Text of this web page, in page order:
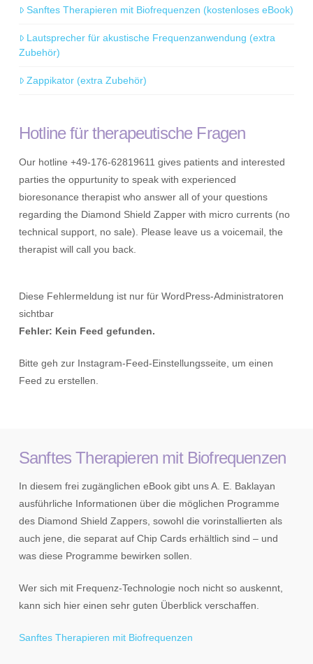
Sanftes Therapieren mit Biofrequenzen (kostenloses eBook)
Lautsprecher für akustische Frequenzanwendung (extra
Zubehör)
Zappikator (extra Zubehör)
Hotline für therapeutische Fragen
Our hotline +49-176-62819611 gives patients and interested
parties the oppurtunity to speak with experienced
bioresonance therapist who answer all of your questions
regarding the Diamond Shield Zapper with micro currents (no
technical support, no sale). Please leave us a voicemail, the
therapist will call you back.
Diese Fehlermeldung ist nur für WordPress-Administratoren
sichtbar
Fehler: Kein Feed gefunden.
Bitte geh zur Instagram-Feed-Einstellungsseite, um einen
Feed zu erstellen.
Sanftes Therapieren mit Biofrequenzen
In diesem frei zugänglichen eBook gibt uns A. E. Baklayan
ausführliche Informationen über die möglichen Programme
des Diamond Shield Zappers, sowohl die vorinstallierten als
auch jene, die separat auf Chip Cards erhältlich sind – und
was diese Programme bewirken sollen.
Wer sich mit Frequenz-Technologie noch nicht so auskennt,
kann sich hier einen sehr guten Überblick verschaffen.
Sanftes Therapieren mit Biofrequenzen